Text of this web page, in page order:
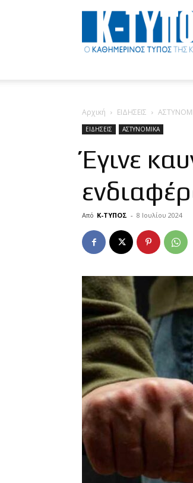
Κ-
ΤΥΠΟΣ
Αρχική ΕΙΔΗΣΕΙΣ
ΕΙΔΗΣΕΙΣ ΑΣΤΥΝΟΜΙΚΑ
Έγινε
Από Κ-ΤΥΠΟΣ - 8 Ιουλίου 2024